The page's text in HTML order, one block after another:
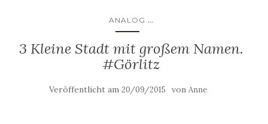
ANALOG ...
3 Kleine Stadt mit großem Namen.
#Görlitz
Veröffentlicht am 20/09/2015 von Anne